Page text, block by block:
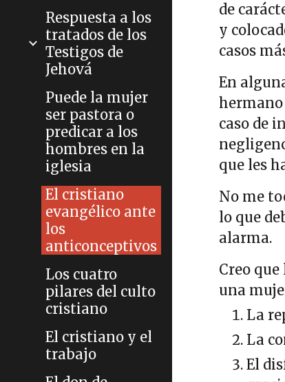
Respuesta a los
tratados de los
Testigos de
Jehová
Puede la mujer
ser pastora o
predicar a los
hombres en la
iglesia
El cristiano
evangélico ante
los
anticonceptivos
Los cuatro
pilares del culto
cristiano
El cristiano y el
trabajo
de
y
casos
En
caso de
que les
No me
lo que
alarma.
Creo
una
La
La
El